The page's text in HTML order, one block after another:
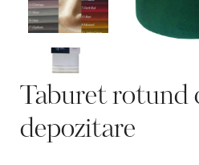
Taburet rotund
depozitare